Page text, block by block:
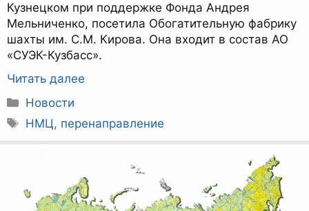
Кузнецком при поддержке Фонда Андрея
Мельниченко, посетила Обогатительную фабрику
шахты им. С.М. Кирова. Она входит в состав АО
«СУЭК-Кузбасс».
Читать далее
Рубрики
Новости
Метки
НМЦ, перенаправление